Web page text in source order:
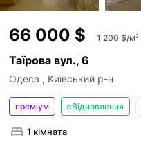
66 000 $ 1 200 $/м²
Таїрова вул., 6
Одеса , Київський р-н
преміум єВідновлення
1 кімната